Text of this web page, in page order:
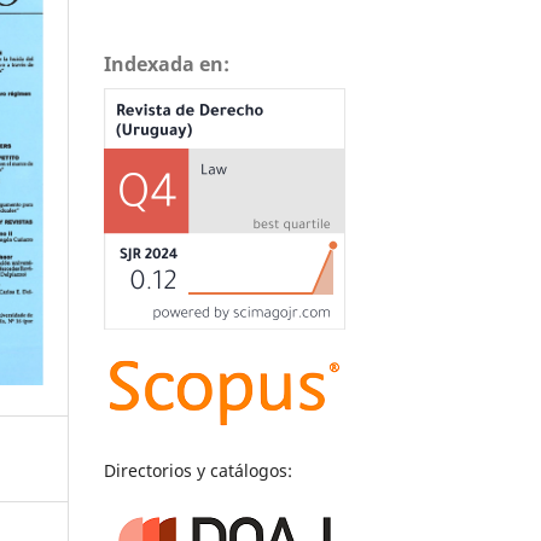
Indexada en:
Directorios y catálogos: